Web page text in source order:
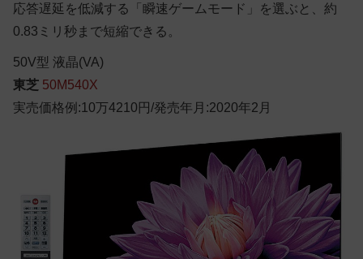
応答遅延を低減する「瞬速ゲームモード」を選ぶと、約
0.83ミリ秒まで短縮できる。
50V型 液晶(VA)
東芝 50M540X
実売価格例:10万4210円/発売年月:2020年2月